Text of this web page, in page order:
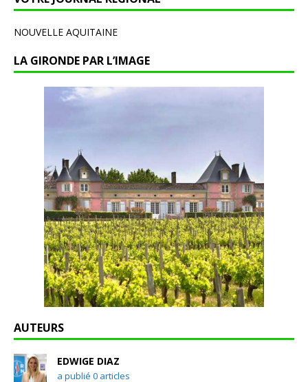
NOUVELLE AQUITAINE
LA GIRONDE PAR L’IMAGE
AUTEURS
EDWIGE DIAZ
a publié 0 articles